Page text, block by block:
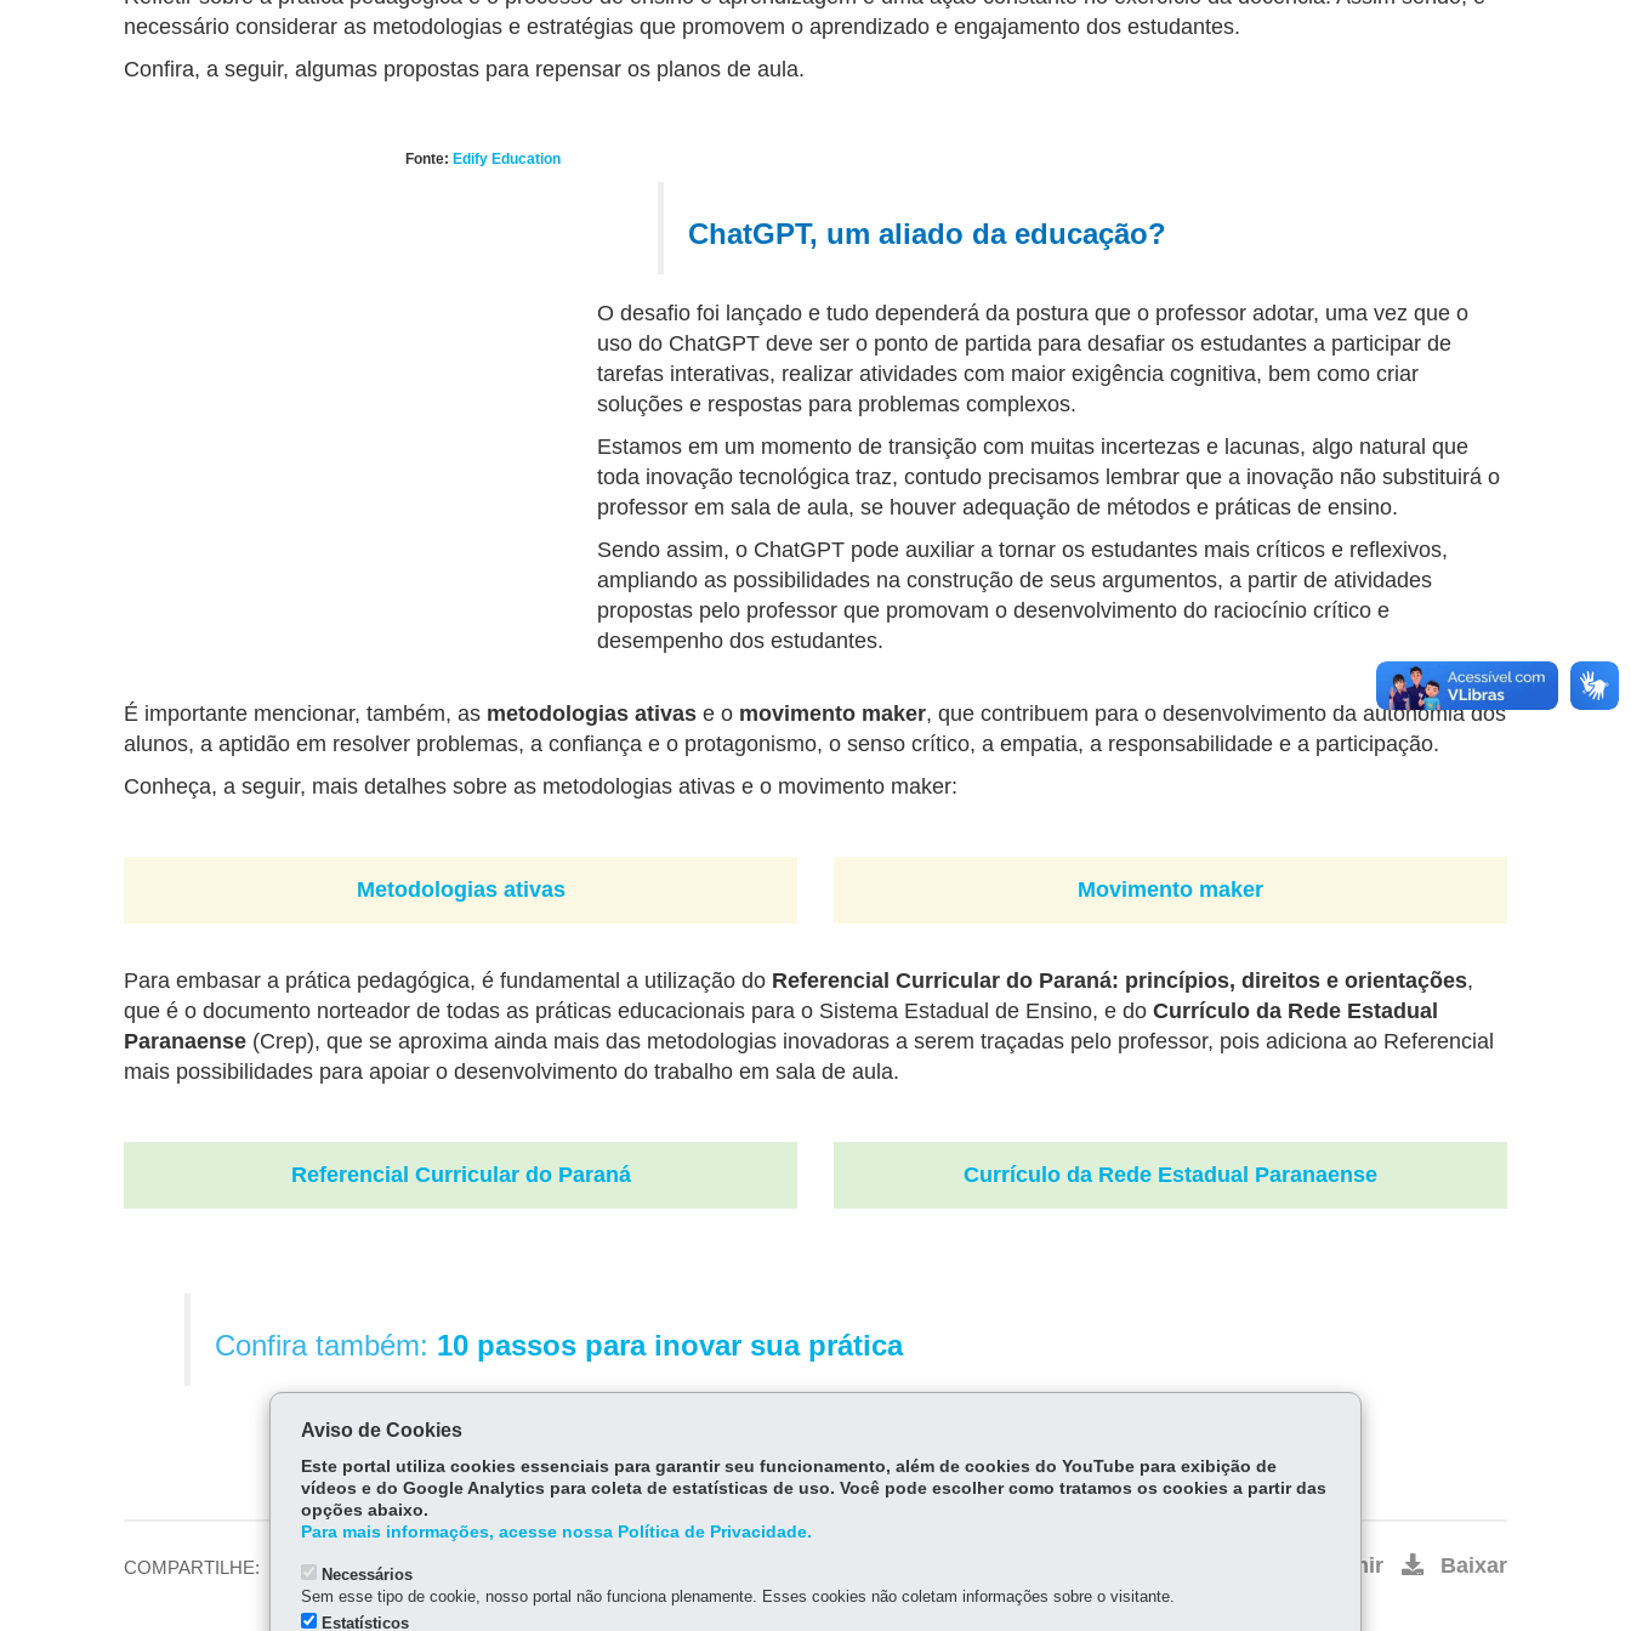
necessário considerar as metodologias e estratégias que promovem o aprendizado e engajamento dos estudantes.
Confira, a seguir, algumas propostas para repensar os planos de aula.
Fonte: Edify Education
ChatGPT, um aliado da educação?
O desafio foi lançado e tudo dependerá da postura que o professor adotar, uma vez que o
uso do ChatGPT deve ser o ponto de partida para desafiar os estudantes a participar de
tarefas interativas, realizar atividades com maior exigência cognitiva, bem como criar
soluções e respostas para problemas complexos.
Estamos em um momento de transição com muitas incertezas e lacunas, algo natural que
toda inovação tecnológica traz, contudo precisamos lembrar que a inovação não substituirá o
professor em sala de aula, se houver adequação de métodos e práticas de ensino.
Sendo assim, o ChatGPT pode auxiliar a tornar os estudantes mais críticos e reflexivos,
ampliando as possibilidades na construção de seus argumentos, a partir de atividades
propostas pelo professor que promovam o desenvolvimento do raciocínio crítico e
desempenho dos estudantes.
É importante mencionar, também, as metodologias ativas e o movimento maker, que contribuem para o desenvolvimento da autonomia dos
alunos, a aptidão em resolver problemas, a confiança e o protagonismo, o senso crítico, a empatia, a responsabilidade e a participação.
Conheça, a seguir, mais detalhes sobre as metodologias ativas e o movimento maker:
Metodologias ativas Movimento maker
Para embasar a prática pedagógica, é fundamental a utilização do Referencial Curricular do Paraná: princípios, direitos e orientações,
que é o documento norteador de todas as práticas educacionais para o Sistema Estadual de Ensino, e do Currículo da Rede Estadual
Paranaense (Crep), que se aproxima ainda mais das metodologias inovadoras a serem traçadas pelo professor, pois adiciona ao Referencial
mais possibilidades para apoiar o desenvolvimento do trabalho em sala de aula.
Referencial Curricular do Paraná Currículo da Rede Estadual Paranaense
Confira também: 10 passos para inovar sua prática
COMPARTILHE:
ce
bo
Tw
Imprimir Baixar
Aviso de Cookies
Este portal utiliza cookies essenciais para garantir seu funcionamento, além de cookies do YouTube para exibição de
vídeos e do Google Analytics para coleta de estatísticas de uso. Você pode escolher como tratamos os cookies a partir das
opções abaixo.
Para mais informações, acesse nossa Política de Privacidade.
Necessários
Sem esse tipo de cookie, nosso portal não funciona plenamente. Esses cookies não coletam informações sobre o visitante.
Estatísticos